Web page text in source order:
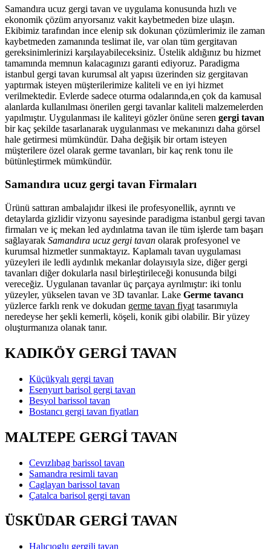
Samandıra ucuz gergi tavan ve uygulama konusunda hızlı ve
ekonomik çözüm arıyorsanız vakit kaybetmeden bize ulaşın.
Ekibimiz tarafından ince elenip sık dokunan çözümlerimiz ile zaman
kaybetmeden zamanında teslimat ile, var olan tüm gergitavan
gereksinimlerinizi karşılayabileceksiniz. Üstelik aldığınız bu hizmet
tamamında memnun kalacagınızı garanti ediyoruz. Paradigma
istanbul gergi tavan kurumsal alt yapısı üzerinden siz gergitavan
yaptırmak isteyen müşterilerimize kaliteli ve en iyi hizmet
verilmektedir. Evlerde sadece oturma odalarında,en çok da kamusal
alanlarda kullanılması önerilen gergi tavanlar kaliteli malzemelerden
yapılmıştır. Uygulanması ile kaliteyi gözler önüne seren gergi tavan
bir kaç şekilde tasarlanarak uygulanması ve mekanınızı daha görsel
hale getirmesi mümkündür. Daha değişik bir ortam isteyen
müşterilere özel olarak germe tavanları, bir kaç renk tonu ile
bütünleştirmek mümkündür.
Samandıra ucuz gergi tavan Firmaları
Ürünü sattıran ambalajıdır ilkesi ile profesyonellik, ayrıntı ve
detaylarda gizlidir vizyonu sayesinde paradigma istanbul gergi tavan
firmaları ve iç mekan led aydınlatma tavan ile tüm işlerde tam başarı
sağlayarak Samandıra ucuz gergi tavan olarak profesyonel ve
kurumsal hizmetler sunmaktayız. Kaplamalı tavan uygulaması
yüzeyleri ile ledli aydınlık mekanlar dolayısıyla size, diğer gergi
tavanları diğer dokularla nasıl birleştirileceği konusunda bilgi
vereceğiz. Uygulanan tavanlar üç parçaya ayrılmıştır: iki tonlu
yüzeyler, yükselen tavan ve 3D tavanlar. Lake Germe tavancı
yüzlerce farklı renk ve dokudan germe tavan fiyat tasarımıyla
neredeyse her şekli kemerli, köşeli, konik gibi olabilir. Bir yüzey
oluşturmanıza olanak tanır.
KADIKÖY GERGİ TAVAN
Küçükyalı gergi tavan
Esenyurt barisol gergi tavan
Besyol barissol tavan
Bostancı gergi tavan fiyatları
MALTEPE GERGİ TAVAN
Cevızlıbag barissol tavan
Samandra resimli tavan
Caglayan barissol tavan
Çatalca barisol gergi tavan
ÜSKÜDAR GERGİ TAVAN
Halıcıoglu gergili tavan